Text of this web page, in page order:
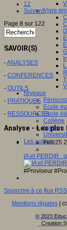
Vivre
Niveaux
Ecole
Ecole
Collège
Lycée
Les auteurs
12
Suivant
Page 8 sur 122
SAVOIR(S)
-ANALYSES
- CONFERENCES
- OUTILS
- PRATIQUES
- RESSOURCES
Analyse - Les plus
Feb 25
IA et PERDIR :
#Proviseur
Souscrire à ce flux RSS
Mentions légales|
© 2023
Creation